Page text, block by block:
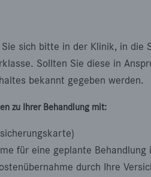
sich bitte in der Klinik, in die
Sollten Sie diese in
bekannt gegeben werden.
zu Ihrer Behandlung mit:
für eine geplante
durch Ihre